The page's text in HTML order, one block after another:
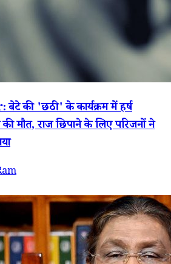
की 'छठी' के कार्यक्रम में हर्ष
मौत, राज छिपाने के लिए परिजनों ने